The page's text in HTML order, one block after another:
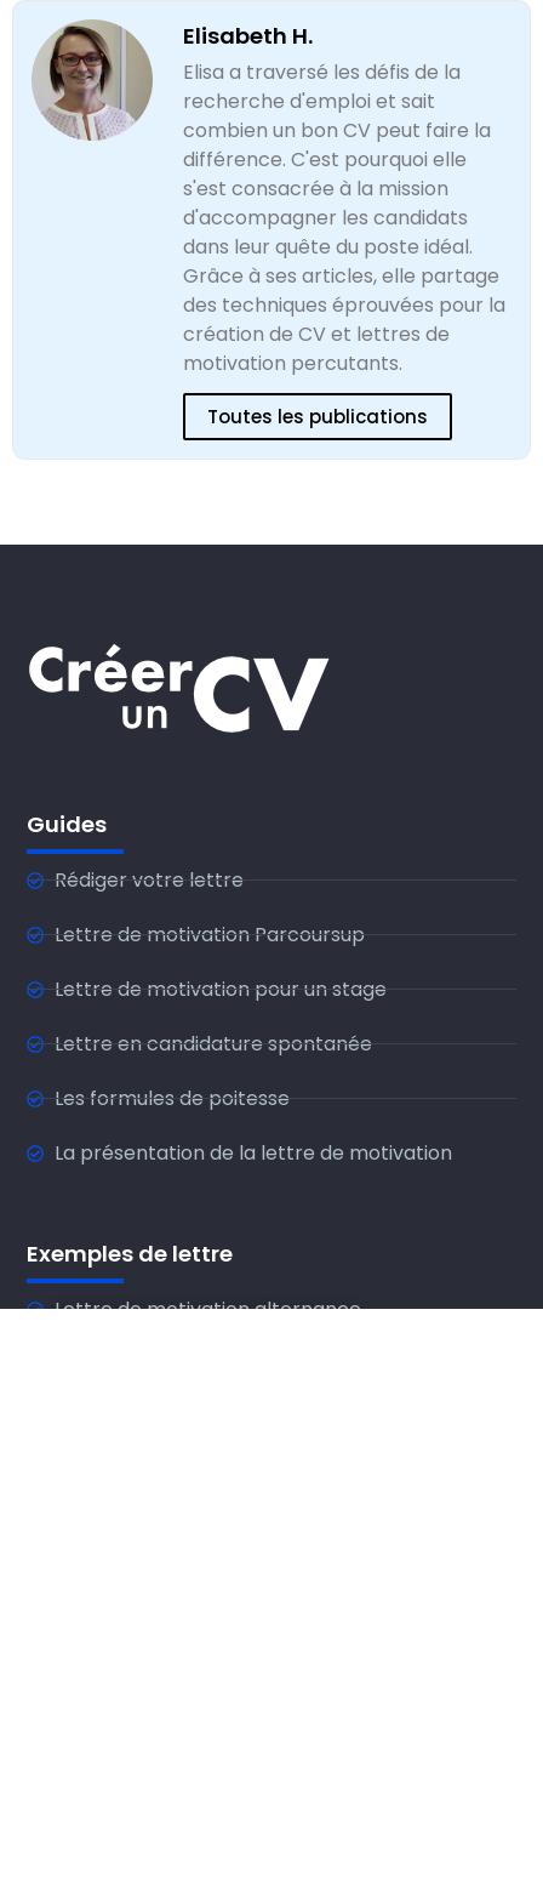
Elisabeth H.
Elisa a traversé les défis de la
recherche d'emploi et sait
combien un bon CV peut faire la
différence. C'est pourquoi elle
s'est consacrée à la mission
d'accompagner les candidats
dans leur quête du poste idéal.
Grâce à ses articles, elle partage
des techniques éprouvées pour la
création de CV et lettres de
motivation percutants.
Toutes les publications
Guides
Rédiger votre lettre
Lettre de motivation Parcoursup
Lettre de motivation pour un stage
Lettre en candidature spontanée
Les formules de poitesse
La présentation de la lettre de motivation
Exemples de lettre
Lettre de motivation alternance